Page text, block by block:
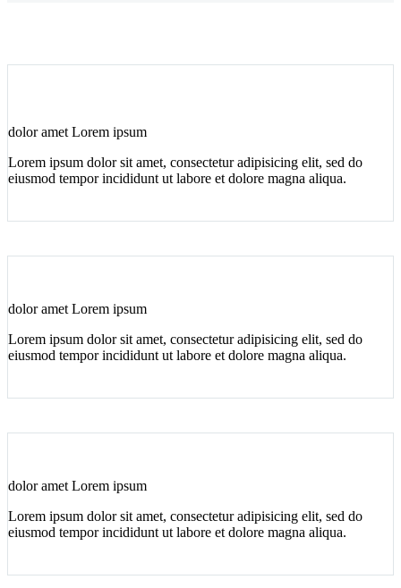
dolor amet Lorem ipsum
Lorem ipsum dolor sit amet, consectetur adipisicing elit, sed do
eiusmod tempor incididunt ut labore et dolore magna aliqua.
dolor amet Lorem ipsum
Lorem ipsum dolor sit amet, consectetur adipisicing elit, sed do
eiusmod tempor incididunt ut labore et dolore magna aliqua.
dolor amet Lorem ipsum
Lorem ipsum dolor sit amet, consectetur adipisicing elit, sed do
eiusmod tempor incididunt ut labore et dolore magna aliqua.